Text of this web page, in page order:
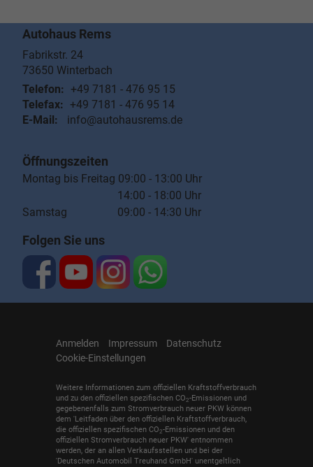
Autohaus Rems
Fabrikstr. 24
73650 Winterbach
Telefon: +49 7181 - 476 95 15
Telefax: +49 7181 - 476 95 14
E-Mail:
info@autohausrems.de
Öffnungszeiten
Montag bis Freitag 09:00 - 13:00 Uhr
14:00 - 18:00 Uhr
Samstag 09:00 - 14:30 Uhr
Folgen Sie uns
Anmelden Impressum
Datenschutz
Cookie-Einstellungen
Weitere Informationen zum offiziellen Kraftstoffverbrauch
und zu den offiziellen spezifischen CO2-Emissionen und
gegebenenfalls zum Stromverbrauch neuer PKW können
dem 'Leitfaden über den offiziellen Kraftstoffverbrauch,
die offiziellen spezifischen CO2-Emissionen und den
offiziellen Stromverbrauch neuer PKW' entnommen
werden, der an allen Verkaufsstellen und bei der
'Deutschen Automobil Treuhand GmbH' unentgeltlich